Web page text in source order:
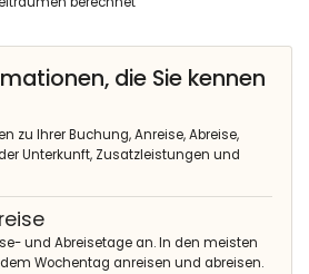
die Sie kennen
zu Ihrer Buchung, Anreise, Abreise,
Unterkunft, Zusatzleistungen und
und Abreisetage an. In den meisten
Wochentag anreisen und abreisen.